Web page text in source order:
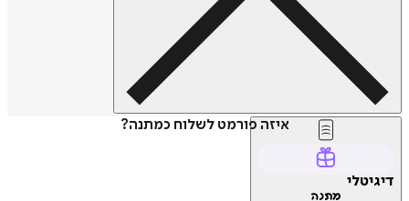
איזה פורמט לשלוח כמתנה?